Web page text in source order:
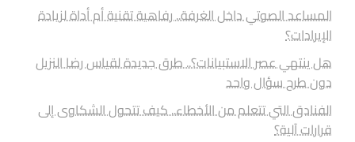
المساعد الصوتي داخل الغرفة.. رفاهية تقنية أم أداة لزيادة
الإيرادات؟
هل ينتهي عصر الاستبيانات؟.. طرق جديدة لقياس رضا النزيل
دون طرح سؤال واحد
الفنادق التي تتعلم من الأخطاء.. كيف تتحول الشكاوى إلى
قرارات آلية؟